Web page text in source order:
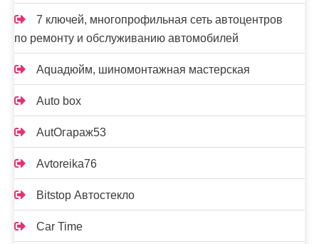
7 ключей, многопрофильная сеть автоцентров
по ремонту и обслуживанию автомобилей
Aquaдюйм, шиномонтажная мастерская
Auto box
AutOгараж53
Avtoreika76
Bitstop Автостекло
Car Time